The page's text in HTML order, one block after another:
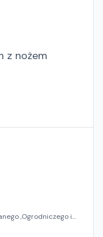
z nożem
,Ogrodniczego i